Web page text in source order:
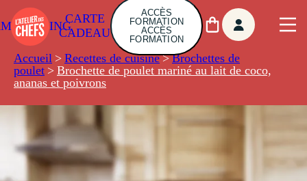
CARTE
CADEAU
ACCÈS
FORMATION
ACCÈS
FORMATION
Accueil > Recettes de cuisine > Brochettes de
poulet > Brochette de poulet mariné au lait de coco,
ananas et poivrons